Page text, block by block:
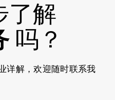
了解
吗？
详解，欢迎随时联系我